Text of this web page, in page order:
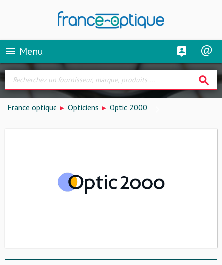
menu Menu
search
France optique Opticiens Optic 2000